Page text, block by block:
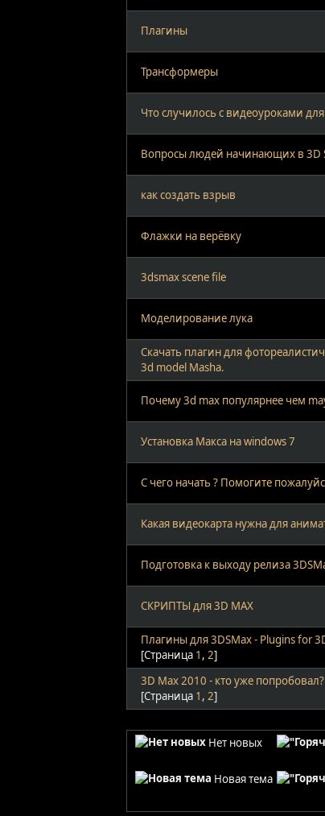
Плагины
Трансформеры
Что случилось с видеоуроками
Вопросы людей начинающих в 3D
как создать взрыв
Флажки на верёвку
3dsmax scene file
Моделирование лука
Скачать плагин для
3d model Masha.
Почему 3d max популярнее чем
Установка Макcа на windows 7
С чего начать ? Помогите
Какая видеокарта нужна для
Подготовка к выходу релиза
СКРИПТЫ для 3D MAX
Плагины для 3DSMax - Plugins for
[Страница 1 , 2]
3D Max 2010 - кто уже попробовал?
[Страница 1 , 2]
Нет новых
Новая тема